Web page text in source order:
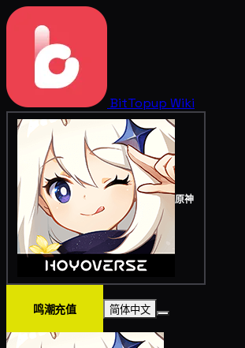
BitTopup Wiki
原神
鸣潮充值 简体中文